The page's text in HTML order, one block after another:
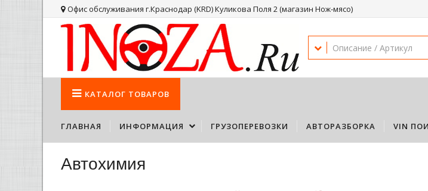
Офис обслуживания г.Краснодар (KRD) Куликова Поля 2 (магазин Нож-мясо)
КАТАЛОГ ТОВАРОВ
ГЛАВНАЯ ИНФОРМАЦИЯ ГРУЗОПЕРЕВОЗКИ АВТОРАЗБОРКА VIN
Автохимия